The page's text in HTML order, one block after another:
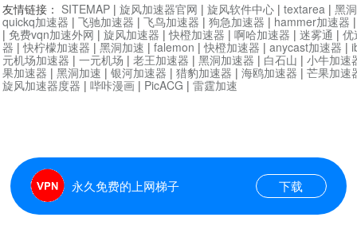
永久免费的上网梯子 下载
友情链接： SITEMAP | 旋风加速器官网 | 旋风软件中心 | textarea | 黑
quickq加速器 | 飞驰加速器 | 飞鸟加速器 | 狗急加速器 | hammer加速器
| 免费vqn加速外网 | 旋风加速器 |快橙加速器 | 啊哈加速器 | 迷雾通 | 优
器 |快柠檬加速器 | 黑洞加速 | falemon |快橙加速器 | anycast加速器 |
元机场加速器 | 一元机场 | 老王加速器 | 黑洞加速器 | 白石山 | 小牛加速
果加速器 | 黑洞加速 | 银河加速器 | 猎豹加速器 | 海鸥加速器 | 芒果加速
旋风加速器度器 | 哔咔漫画 | PicACG | 雷霆加速